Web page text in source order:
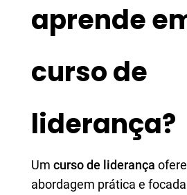
aprende
curso de
liderança?
Um curso de liderança
abordagem prática e